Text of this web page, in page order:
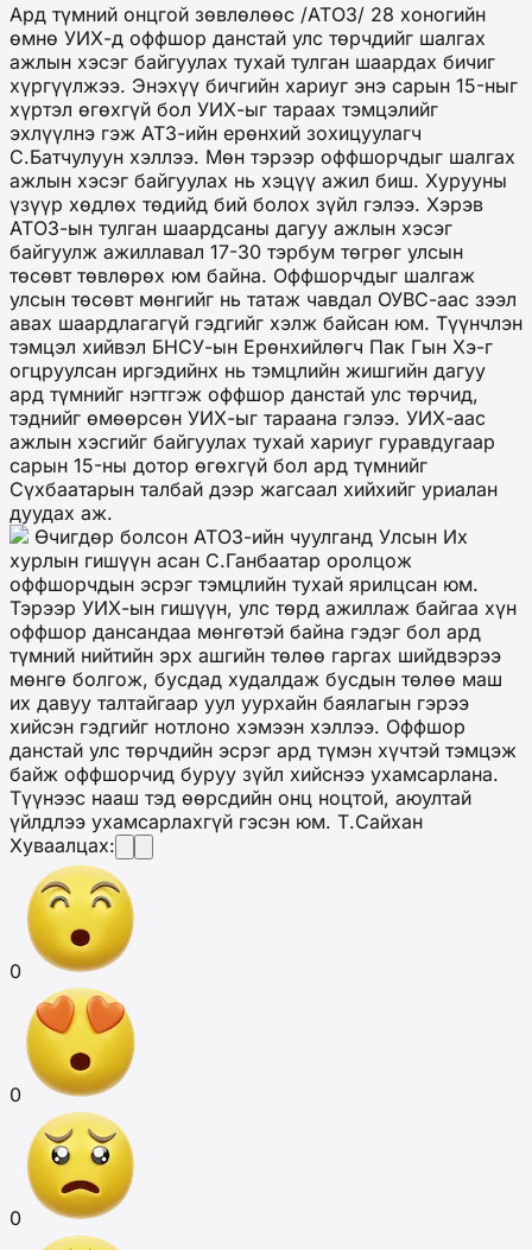
Ард түмний онцгой зөвлөлөөс /АТОЗ/ 28 хоногийн
өмнө УИХ-д оффшор данстай улс төрчдийг шалгах
ажлын хэсэг байгуулах тухай тулган шаардах бичиг
хүргүүлжээ. Энэхүү бичгийн хариуг энэ сарын 15-ныг
хүртэл өгөхгүй бол УИХ-ыг тараах тэмцэлийг
эхлүүлнэ гэж АТЗ-ийн ерөнхий зохицуулагч
С.Батчулуун хэллээ. Мөн тэрээр оффшорчдыг шалгах
ажлын хэсэг байгуулах нь хэцүү ажил биш. Хурууны
үзүүр хөдлөх төдийд бий болох зүйл гэлээ. Хэрэв
АТОЗ-ын тулган шаардсаны дагуу ажлын хэсэг
байгуулж ажиллавал 17-30 тэрбум төгрөг улсын
төсөвт төвлөрөх юм байна. Оффшорчдыг шалгаж
улсын төсөвт мөнгийг нь татаж чавдал ОУВС-аас зээл
авах шаардлагагүй гэдгийг хэлж байсан юм. Түүнчлэн
тэмцэл хийвэл БНСУ-ын Ерөнхийлөгч Пак Гын Хэ-г
огцруулсан иргэдийнх нь тэмцлийн жишгийн дагуу
ард түмнийг нэгтгэж оффшор данстай улс төрчид,
тэднийг өмөөрсөн УИХ-ыг тараана гэлээ. УИХ-аас
ажлын хэсгийг байгуулах тухай хариуг гуравдугаар
сарын 15-ны дотор өгөхгүй бол ард түмнийг
Сүхбаатарын талбай дээр жагсаал хийхийг уриалан
дуудах аж.
Өчигдөр болсон АТОЗ-ийн чуулганд Улсын Их
хурлын гишүүн асан С.Ганбаатар оролцож
оффшорчдын эсрэг тэмцлийн тухай ярилцсан юм.
Тэрээр УИХ-ын гишүүн, улс төрд ажиллаж байгаа хүн
оффшор дансандаа мөнгөтэй байна гэдэг бол ард
түмний нийтийн эрх ашгийн төлөө гаргах шийдвэрээ
мөнгө болгож, бусдад худалдаж бусдын төлөө маш
их давуу талтайгаар уул уурхайн баялагын гэрээ
хийсэн гэдгийг нотлоно хэмээн хэллээ. Оффшор
данстай улс төрчдийн эсрэг ард түмэн хүчтэй тэмцэж
байж оффшорчид буруу зүйл хийснээ ухамсарлана.
Түүнээс нааш тэд өөрсдийн онц ноцтой, аюултай
үйлдлээ ухамсарлахгүй гэсэн юм. Т.Сайхан
Хуваалцах:
0
0
0